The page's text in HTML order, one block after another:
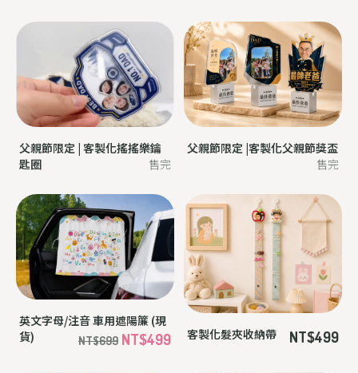
父親節限定 | 客製化搖搖樂鑰
匙圈
售完
父親節限定 |客製化父親節獎盃
售完
英文字母/注音 車用遮陽簾 (現
貨)
NT$699 NT$499 客製化髮夾收納帶 NT$499